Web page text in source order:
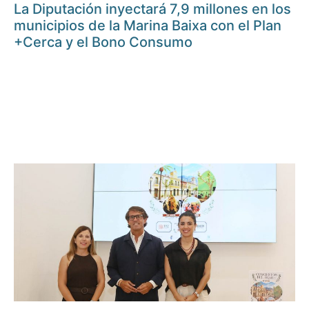
La Diputación inyectará 7,9 millones en los
municipios de la Marina Baixa con el Plan
+Cerca y el Bono Consumo